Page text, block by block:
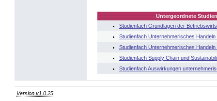
Untergeordnete
Studienfach Grundlagen der
Studienfach Unternehmerisches
Studienfach Unternehmerisches Handeln
Studienfach Supply Chain und
Studienfach Auswirkungen
Version v1.0.25